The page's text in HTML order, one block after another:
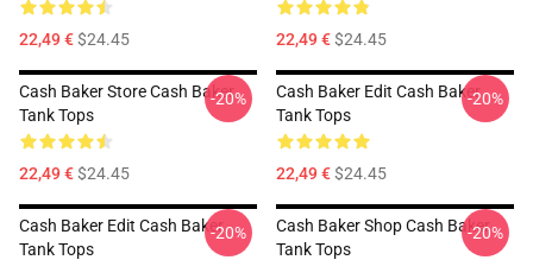
22,49 €$24.45 22,49 €$24.45
Cash Baker Store Cash Baker
Tank Tops
22,49 €$24.45
-20%
Cash Baker Edit Cash Baker
Tank Tops
22,49 €$24.45
-20%
Cash Baker Edit Cash Baker
Tank Tops
-20%
Cash Baker Shop Cash Baker
Tank Tops
-20%